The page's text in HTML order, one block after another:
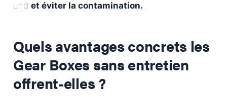
und et éviter la contamination. .
Quels avantages concrets les
Gear Boxes sans entretien
offrent-elles ?